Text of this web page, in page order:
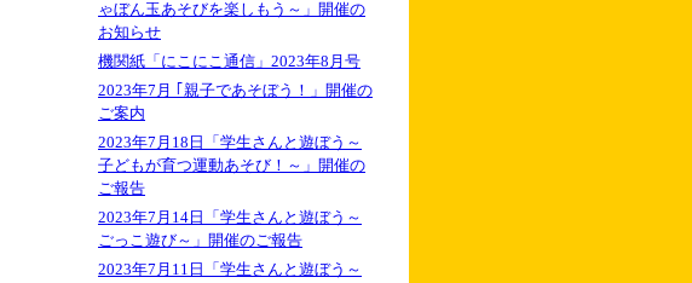
ゃぼん玉あそびを楽しもう～」開催の
お知らせ
機関紙「にこにこ通信」2023年8月号
2023年7月 ｢親子であそぼう！」開催の
ご案内
2023年7月18日「学生さんと遊ぼう～
子どもが育つ運動あそび！～」開催の
ご報告
2023年7月14日「学生さんと遊ぼう～
ごっこ遊び～」開催のご報告
2023年7月11日「学生さんと遊ぼう～